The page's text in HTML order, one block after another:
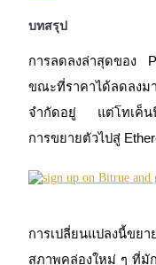
เรียนรู้ Staking
บทสรุป
การลดลงล่าสุดของ
ขณะที่ราคาได้ลดลงม
จำกัดอยู่ แต่โทเค็นนี้
การขยายตัวไปสู่
การเปลี่ยนแปลงนี้ขย
สภาพคล่องใหม่ ๆ ที่มั